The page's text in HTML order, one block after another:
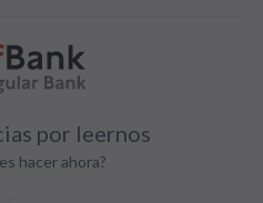
por leernos
hacer ahora?